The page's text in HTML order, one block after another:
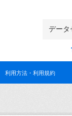
利用方法・利用規約